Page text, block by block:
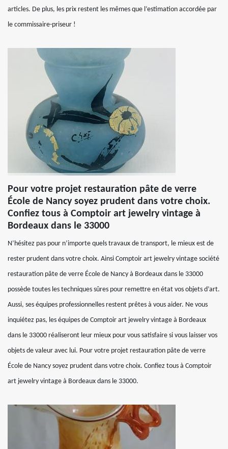
articles. De plus, les prix restent les mêmes que l’estimation accordée par
le commissaire-priseur !
Pour votre projet restauration pâte de verre
École de Nancy soyez prudent dans votre choix.
Confiez tous à Comptoir art jewelry vintage à
Bordeaux dans le 33000
N’hésitez pas pour n’importe quels travaux de transport, le mieux est de
rester prudent dans votre choix. Ainsi Comptoir art jewelry vintage société
restauration pâte de verre École de Nancy à Bordeaux dans le 33000
possède toutes les techniques sûres pour remettre en état vos objets d’art.
Aussi, ses équipes professionnelles restent prêtes à vous aider. Ne vous
inquiétez pas, les équipes de Comptoir art jewelry vintage à Bordeaux
dans le 33000 réaliseront leur mieux pour vous satisfaire si vous laisser vos
objets de valeur avec lui. Pour votre projet restauration pâte de verre
École de Nancy soyez prudent dans votre choix. Confiez tous à Comptoir
art jewelry vintage à Bordeaux dans le 33000.